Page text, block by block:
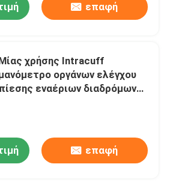
επαφή
χρήσης Intracuff
οργάνων ελέγχου
εναέριων διαδρόμων
επαφή